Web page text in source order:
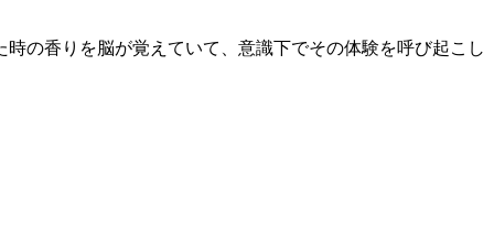
の香りを脳が覚えていて、意識下でその体験を呼び起こし